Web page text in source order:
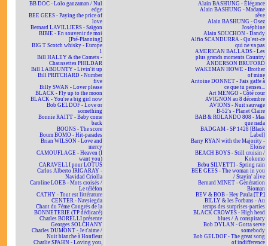
BB DOC - Lolo ganzaman / Nul
edge
BEE GEES - Paying the price of
love
Bernard LAVILLIERS - Saïgon
BIBIE - En souvenir de moi
[Pré-Planning]
BIG T Scotch whisky - Europe
1
Bill HALEY & the Comets -
Chaussettes PHILDAR
Bill LABOUNTY - Livin'it up
Bill PRITCHARD - Number
five
Billy SWAN - Lover please
BLACK - Fly up to the moon
BLACK - You're a big girl now
Bob GELDOF - Love or
something
Bonnie RAITT - Baby come
back
BOONS - The score
Boum BOMO - Hit-parades
Brian WILSON - Love and
mercy
CAMOUFLAGE - Heaven (I
want you)
CARAVELLI pour LOTUS
Carlos Alberto IRIGARAY -
Navidad Criolla
Caroline LOEB - Mots croisés /
Le téléfon
CATHY - Tout est littérature
CENTER - Navsiegda
Chant du 7ème Congrès de la
BONNETERIE (TP dédicacé)
Charles BORELLI présente
Georges SOLCHANY
Charles DUMONT - Je t'aime /
Nuit blanche à Honfleur
Charlie SPAHN - Loving you,
Alain BASHUNG - Élégance
Alain BASHUNG - Madame
rêve
Alain BASHUNG - Osez
Joséphine
Alain SOUCHON - Dandy
Alfio SCANDURRA - Qu'est-ce
qui ne va pas
AMERICAN BALLADS - Les
plus grands moments Country
ANDERSON BRUFORD
WAKEMAN HOWE - Brother
of mine
Antoine DONNET - Fais gaffe à
ce que tu penses...
Art MENGO - Côté cour
AVIGNON au 8 décembre
AVIONS - Nuit sauvage
B-52's - Planet Claire
BAB & ROLANDO 808 - Mas
que nada
BADGAM - SP 1428 [Black
Label]
Barry RYAN with the Majority -
Eloïse
BEACH BOYS - Still cruisin /
Kokomo
Bebu SILVETTI - Spring rain
BEE GEES - The woman in you
/ Stayin' alive
Bernard MINET - Génération
Bioman
BEV & BOB - Hey Paula [T.P.]
BILLY & les Forbans - Au
temps des surprises-parties
BLACK CROWES - High head
blues / A conspiracy
Bob DYLAN - Gotta serve
somebody
Bob GELDOF - The great song
of indifference